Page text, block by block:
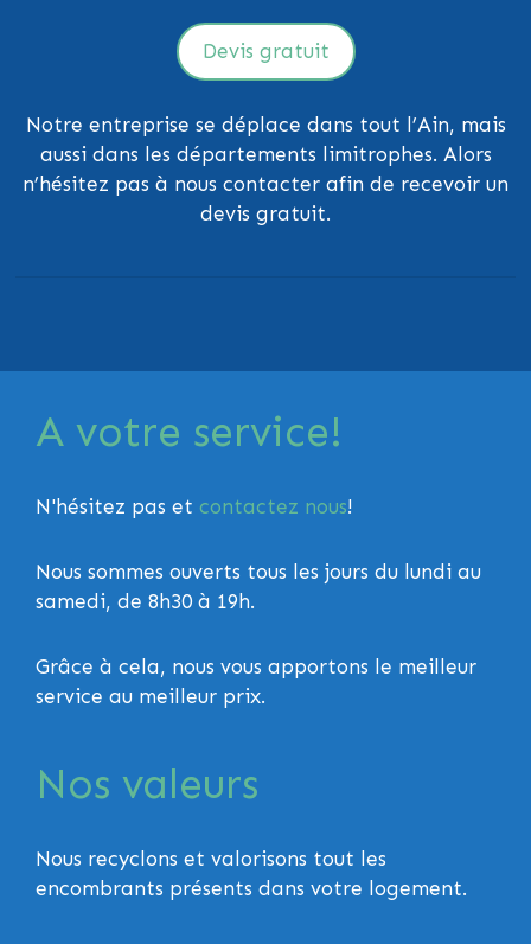
Devis gratuit
Notre entreprise se déplace dans tout l’Ain, mais
aussi dans les départements limitrophes. Alors
n’hésitez pas à nous contacter afin de recevoir un
devis gratuit.
A votre service!
N'hésitez pas et contactez nous!
Nous sommes ouverts tous les jours du lundi au
samedi, de 8h30 à 19h.
Grâce à cela, nous vous apportons le meilleur
service au meilleur prix.
Nos valeurs
Nous recyclons et valorisons tout les
encombrants présents dans votre logement.